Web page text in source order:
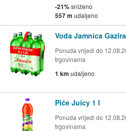
-21%sniženo
557 m udaljeno
Voda Jamnica
Ponuda vrijedi do
trgovinama
1 km udaljeno
Piće Juicy 1 l
Ponuda vrijedi do
trgovinama